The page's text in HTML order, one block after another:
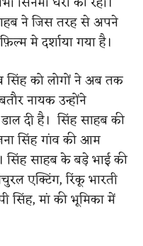
ने जिस तरह से अपने
मे दर्शाया गया है।
सिंह को लोगों ने अब तक
नायक उन्होंने
दी है। सिंह साहब की
सिंह गांव की आम
सिंह साहब के बड़े भाई की
एक्टिंग, रिंकू भारती
सिंह, मां की भूमिका में